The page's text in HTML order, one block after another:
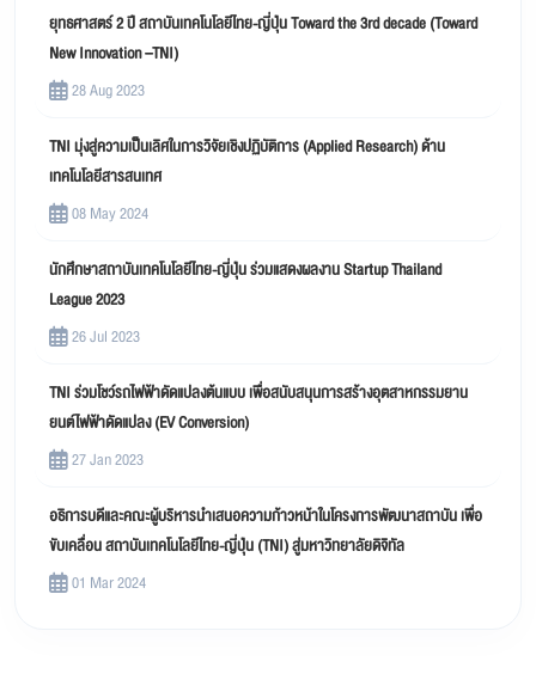
ยุทธศาสตร์ 2 ปี สถาบันเทคโนโลยีไทย-ญี่ปุ่น Toward the 3rd decade (Toward
New Innovation –TNI)
28 Aug 2023
TNI มุ่งสู่ความเป็นเลิศในการวิจัยเชิงปฏิบัติการ (Applied Research) ด้าน
เทคโนโลยีสารสนเทศ
08 May 2024
นักศึกษาสถาบันเทคโนโลยีไทย-ญี่ปุ่น ร่วมแสดงผลงาน Startup Thailand
League 2023
26 Jul 2023
TNI ร่วมโชว์รถไฟฟ้าดัดแปลงต้นแบบ เพื่อสนับสนุนการสร้างอุตสาหกรรมยาน
ยนต์ไฟฟ้าดัดแปลง (EV Conversion)
27 Jan 2023
อธิการบดีและคณะผู้บริหารนำเสนอความก้าวหน้าในโครงการพัฒนาสถาบัน เพื่อ
ขับเคลื่อน สถาบันเทคโนโลยีไทย-ญี่ปุ่น (TNI) สู่มหาวิทยาลัยดิจิทัล
01 Mar 2024